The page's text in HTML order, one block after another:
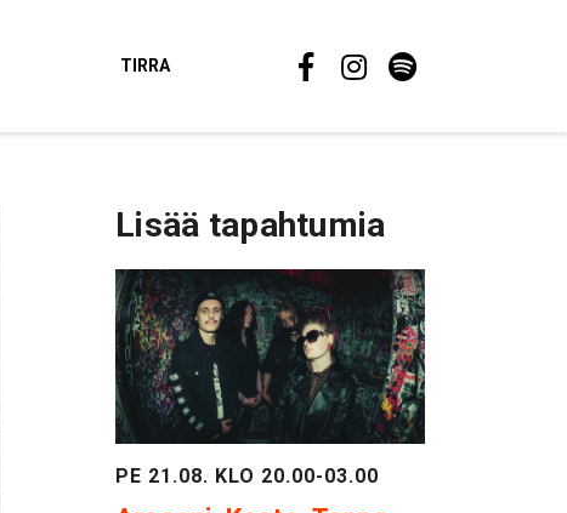
TIRRA
Lisää tapahtumia
PE 21.08. KLO 20.00-03.00